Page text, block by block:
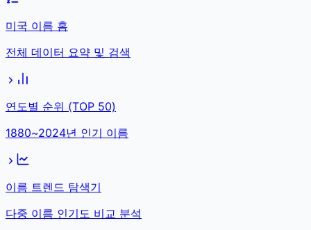
미국 이름 홈
전체 데이터 요약 및 검색
연도별 순위 (TOP 50)
1880~2024년 인기 이름
이름 트렌드 탐색기
다중 이름 인기도 비교 분석